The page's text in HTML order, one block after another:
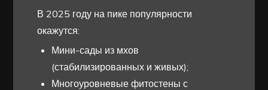
В 2025 году на пике популярности
окажутся:
Мини-сады из мхов
(стабилизированных и живых);
Многоуровневые фитостены с